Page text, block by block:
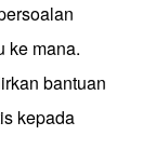
ke mana.
bantuan
kepada